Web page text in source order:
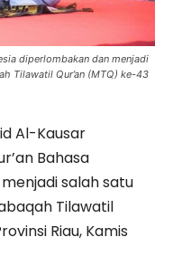
diperlombakan dan menjadi
Tilawatil Qur’an (MTQ) ke-43
Al-Kausar
Bahasa
salah satu
Tilawatil
Riau, Kamis